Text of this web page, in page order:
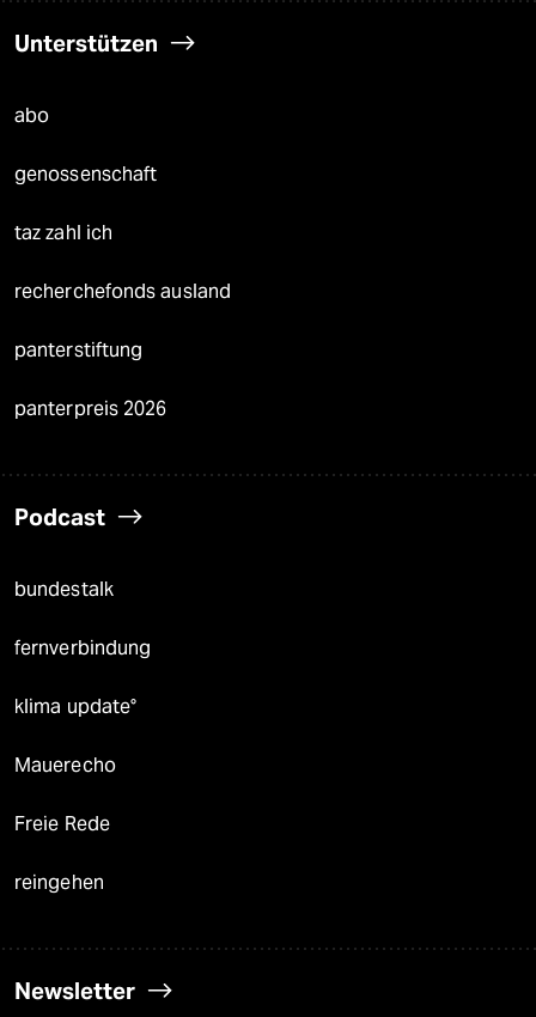
Unterstützen
abo
genossenschaft
taz zahl ich
recherchefonds ausland
panterstiftung
panterpreis 2026
Podcast
bundestalk
fernverbindung
klima update°
Mauerecho
Freie Rede
reingehen
Newsletter